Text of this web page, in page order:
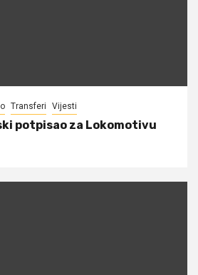
Transferi Vijesti
potpisao za Lokomotivu